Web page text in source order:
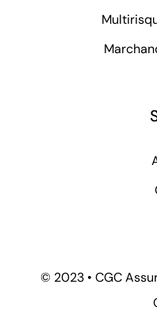
© 2023 • CGC